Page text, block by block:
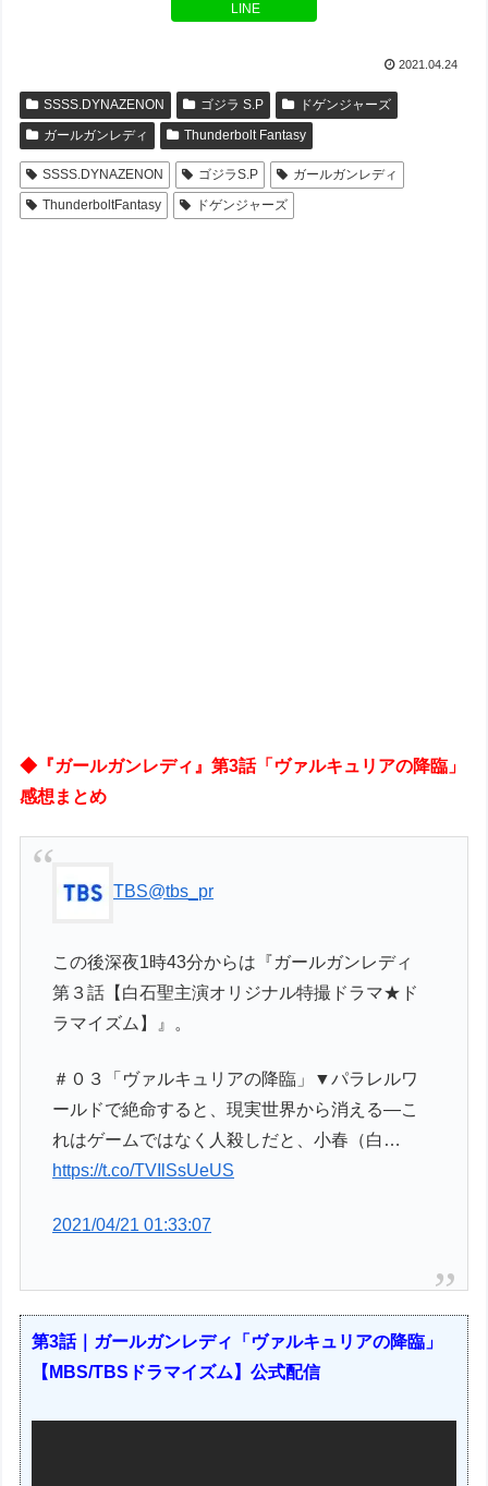
LINE
2021.04.24
SSSS.DYNAZENON ゴジラ S.P
ドゲンジャーズ
ガールガンレディ
Thunderbolt Fantasy
SSSS.DYNAZENON ゴジラS.P
ガールガンレディ
ThunderboltFantasy
ドゲンジャーズ
◆『ガールガンレディ』第3話「ヴァルキュリアの降臨」
感想まとめ
TBS@tbs_pr
この後深夜1時43分からは『ガールガンレディ
第３話【白石聖主演オリジナル特撮ドラマ★ド
ラマイズム】』。
＃０３「ヴァルキュリアの降臨」▼パラレルワ
ールドで絶命すると、現実世界から消える—こ
れはゲームではなく人殺しだと、小春（白…
https://t.co/TVIlSsUeUS
2021/04/21 01:33:07
第3話｜ガールガンレディ「ヴァルキュリアの降臨」
【MBS/TBSドラマイズム】公式配信